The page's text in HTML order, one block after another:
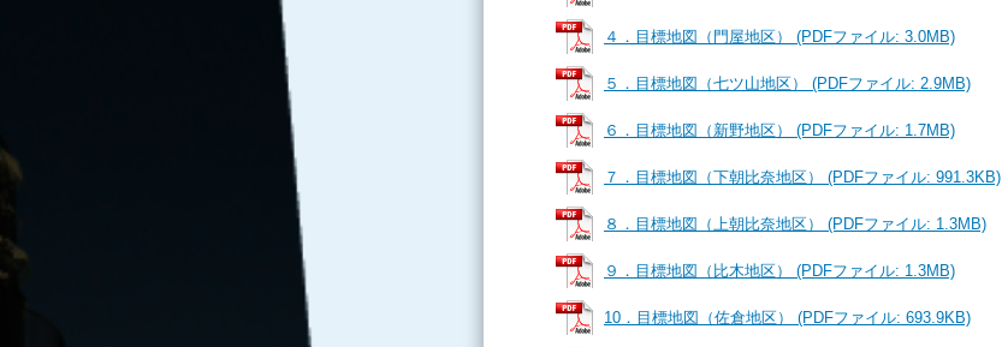
４．目標地図（門屋地区） (PDFファイル: 3.0MB)
５．目標地図（七ツ山地区） (PDFファイル: 2.9MB)
６．目標地図（新野地区） (PDFファイル: 1.7MB)
７．目標地図（下朝比奈地区） (PDFファイル: 991.3KB)
８．目標地図（上朝比奈地区） (PDFファイル: 1.3MB)
９．目標地図（比木地区） (PDFファイル: 1.3MB)
10．目標地図（佐倉地区） (PDFファイル: 693.9KB)